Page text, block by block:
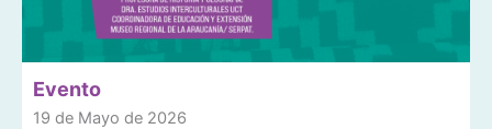
Evento
19 de Mayo de 2026